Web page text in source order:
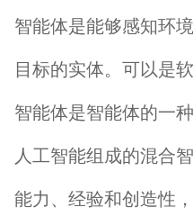
智能体是能够感知环
目标的实体。可以是
智能体是智能体的一
人工智能组成的混合
能力、经验和创造性